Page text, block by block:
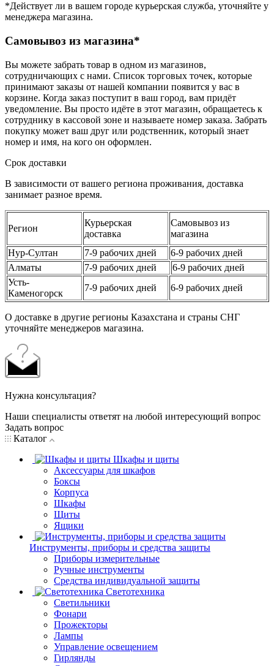
*Действует ли в вашем городе курьерская служба, уточняйте у
менеджера магазина.
Самовывоз из магазина*
Вы можете забрать товар в одном из магазинов,
сотрудничающих с нами. Список торговых точек, которые
принимают заказы от нашей компании появится у вас в
корзине. Когда заказ поступит в ваш город, вам придёт
уведомление. Вы просто идёте в этот магазин, обращаетесь к
сотруднику в кассовой зоне и называете номер заказа. Забрать
покупку может ваш друг или родственник, который знает
номер и имя, на кого он оформлен.
Срок доставки
В зависимости от вашего региона проживания, доставка
занимает разное время.
Регион
Курьерская
доставка
Самовывоз из
магазина
Нур-Султан
7-9 рабочих дней
6-9 рабочих дней
Алматы
7-9 рабочих дней
6-9 рабочих дней
Усть-
Каменогорск
7-9 рабочих дней 6-9 рабочих дней
О доставке в другие регионы Казахстана и страны СНГ
уточняйте менеджеров магазина.
Нужна консультация?
Наши специалисты ответят на любой интересующий вопрос
Задать вопрос
Каталог
Шкафы и щиты
Аксессуары для шкафов
Боксы
Корпуса
Шкафы
Щиты
Ящики
Инструменты, приборы и средства защиты
Приборы измерительные
Ручные инструменты
Средства индивидуальной защиты
Светотехника
Светильники
Фонари
Прожекторы
Лампы
Управление освещением
Гирлянды